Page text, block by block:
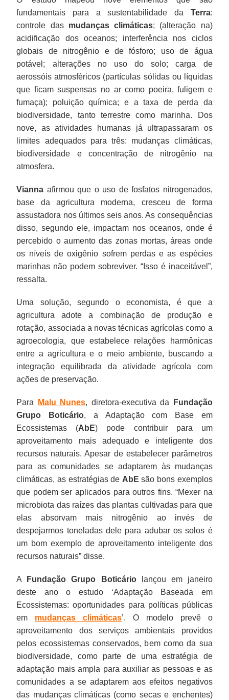
fundamentais para a sustentabilidade da Terra:
controle das mudanças climáticas; (alteração na)
acidificação dos oceanos; interferência nos ciclos
globais de nitrogênio e de fósforo; uso de água
potável; alterações no uso do solo; carga de
aerossóis atmosféricos (partículas sólidas ou líquidas
que ficam suspensas no ar como poeira, fuligem e
fumaça); poluição química; e a taxa de perda da
biodiversidade, tanto terrestre como marinha. Dos
nove, as atividades humanas já ultrapassaram os
limites adequados para três: mudanças climáticas,
biodiversidade e concentração de nitrogênio na
atmosfera.
Vianna afirmou que o uso de fosfatos nitrogenados,
base da agricultura moderna, cresceu de forma
assustadora nos últimos seis anos. As consequências
disso, segundo ele, impactam nos oceanos, onde é
percebido o aumento das zonas mortas, áreas onde
os níveis de oxigênio sofrem perdas e as espécies
marinhas não podem sobreviver. “Isso é inaceitável”,
ressalta.
Uma solução, segundo o economista, é que a
agricultura adote a combinação de produção e
rotação, associada a novas técnicas agrícolas como a
agroecologia, que estabelece relações harmônicas
entre a agricultura e o meio ambiente, buscando a
integração equilibrada da atividade agrícola com
ações de preservação.
Para Malu Nunes, diretora-executiva da
Fundação
Grupo Boticário, a Adaptação com Base em
Ecossistemas (AbE) pode contribuir para um
aproveitamento mais adequado e inteligente dos
recursos naturais. Apesar de estabelecer parâmetros
para as comunidades se adaptarem às mudanças
climáticas, as estratégias de AbE são bons exemplos
que podem ser aplicados para outros fins. “Mexer na
microbiota das raízes das plantas cultivadas para que
elas absorvam mais nitrogênio ao invés de
despejarmos toneladas dele para adubar os solos é
um bom exemplo de aproveitamento inteligente dos
recursos naturais” disse.
A Fundação Grupo Boticáriolançou em janeiro
deste ano o estudo ‘Adaptação Baseada em
Ecossistemas: oportunidades para políticas públicas
em mudanças climáticas’. O modelo prevê o
aproveitamento dos serviços ambientais providos
pelos ecossistemas conservados, bem como da sua
biodiversidade, como parte de uma estratégia de
adaptação mais ampla para auxiliar as pessoas e as
comunidades a se adaptarem aos efeitos negativos
das mudanças climáticas (como secas e enchentes)